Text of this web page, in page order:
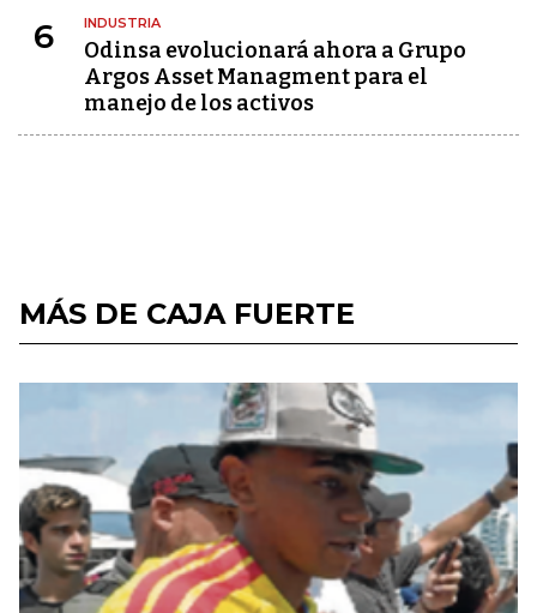
6 INDUSTRIA
Odinsa evolucionará ahora a Grupo
Argos Asset Managment para el
manejo de los activos
MÁS DE CAJA FUERTE